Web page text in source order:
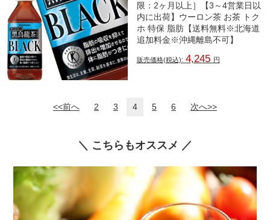
限：2ヶ月以上］【3～4営業日以
内に出荷】ウーロン茶 お茶 トク
ホ 特保 脂肪【送料無料※北海道
追加料金※沖縄離島不可】
販売価格(税込): 4,245 円
<<前へ 2 3 4 5 6 次へ>>
＼ こちらもオススメ ／